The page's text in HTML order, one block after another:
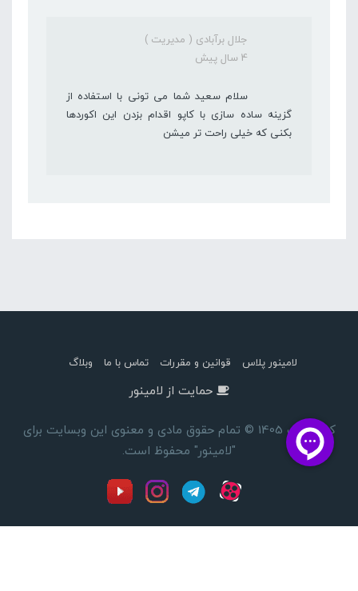
جلال برآبادی ( مدیریت )
4 سال پیش
سلام سعید شما می تونی با استفاده از
گزینه ساده سازی با کاپو اقدام بزدن این اکوردها
بکنی که خیلی راحت تر میشن
لامینور پلاس قوانین و مقررات تماس با ما وبلاگ
حمایت از لامینور
کپی رایت 1405 © تمام حقوق مادی و معنوی این وبسایت برای
"لامینور" محفوظ است.